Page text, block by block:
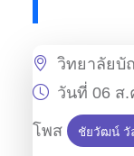
วิทยาลัยบั
วันที่ 06 ส.
โพส ชัยวัฒน์ วั